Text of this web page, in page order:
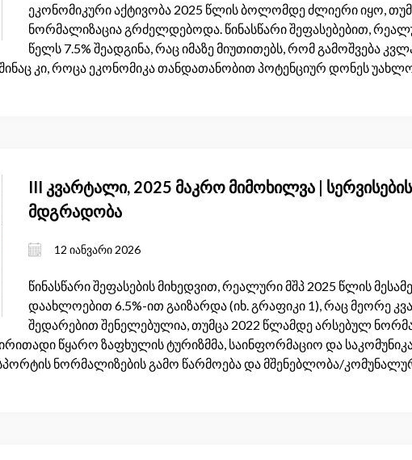
ეკონომიკური აქტივობა 2025 წლის ბოლომდე ძლიერი იყო,
ნორმალიზაცია გრძელდებოდა. წინასწარი შეფასებებით,
წელს 7.5% შეადგინა, რაც იმაზე მიუთითებს, რომ გამოშვება
კი, როცა ეკონომიკა თანდათანობით პოტენციურ დონეს
III კვარტალი, 2025 მაკრო მიმოხილვა |
მდგრადობა
12 იანვარი 2026
წინასწარი შეფასების მიხედვით, რეალური მშპ 2025 წლის
დაახლოებით 6.5%-ით გაიზარდა (იხ. გრაფიკი 1), რაც მეორე
შედარებით შენელებულია, თუმცა 2022 წლამდე არსებულ
წყარო ზაფხულის ტურიზმმა, საინფორმაციო და
ნორმალიზების გამო წარმოება და მშენებლობა/